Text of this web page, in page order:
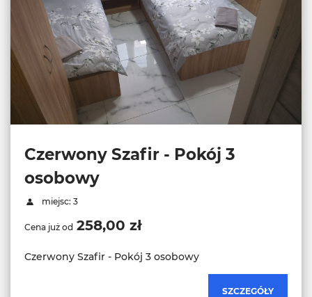
Czerwony Szafir - Pokój 3
osobowy
miejsc: 3
Cena już od 258,00 zł
Czerwony Szafir - Pokój 3 osobowy
SZCZEGÓŁY